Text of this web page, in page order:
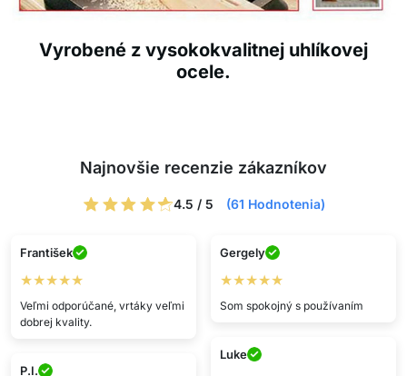
Vyrobené z vysokokvalitnej uhlíkovej
ocele.
Najnovšie recenzie zákazníkov
4.5 / 5 (61 Hodnotenia)
František
★★★★★
Veľmi odporúčané, vrtáky veľmi
dobrej kvality.
Gergely
★★★★★
Som spokojný s používaním
Luke
P.I.